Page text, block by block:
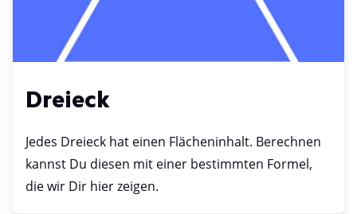
Dreieck
Jedes Dreieck hat einen Flächeninhalt. Berechnen
kannst Du diesen mit einer bestimmten Formel,
die wir Dir hier zeigen.